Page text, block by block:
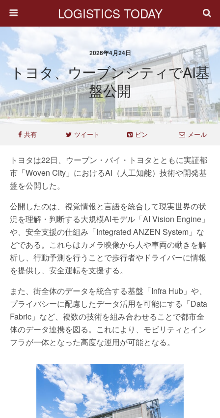
LOGISTICS TODAY
2026年4月24日
トヨタ、ウーブンシティでAI基
盤公開
共有 ツイート ピン メール
トヨタは22日、ウーブン・バイ・トヨタとともに実証都
市「Woven City」におけるAI（人工知能）技術や開発基
盤を公開した。
公開したのは、視覚情報と言語を統合して現実世界の状
況を理解・判断する大規模AIモデル「AI Vision Engine」
や、安全支援の仕組み「Integrated ANZEN System」な
どである。これらはカメラ映像から人や車両の動きを解
析し、行動予測を行うことで歩行者やドライバーに情報
を提供し、安全運転を支援する。
また、街全体のデータを統合する基盤「Infra Hub」や、
プライバシーに配慮したデータ活用を可能にする「Data
Fabric」など、複数の技術を組み合わせることで都市全
体のデータ連携を図る。これにより、モビリティとイン
フラが一体となった高度な運用が可能となる。